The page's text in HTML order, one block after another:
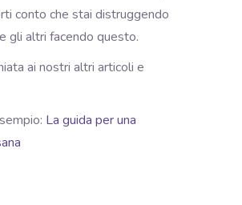
conto che stai distruggendo
gli altri facendo questo.
ai nostri altri articoli e
La guida per una